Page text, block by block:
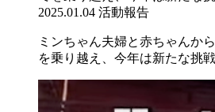
2025.01.04 活動報告
ミンちゃん夫婦と赤ちゃんか
を乗り越え、今年は新たな挑戦